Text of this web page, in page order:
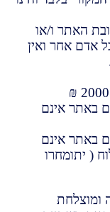
האתר ו/או
אדם אחר ואין
באתר אינם
באתר אינם
( יתומחרו
ומוצלחת